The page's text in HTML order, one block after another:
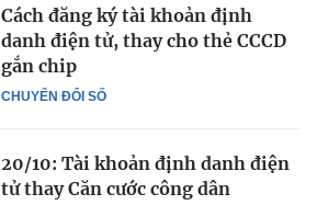
CHUYỂN ĐỔI SỐ
Cách đăng ký tài khoản định
danh điện tử, thay cho thẻ CCCD
gắn chip
20/10: Tài khoản định danh điện
tử thay Căn cước công dân